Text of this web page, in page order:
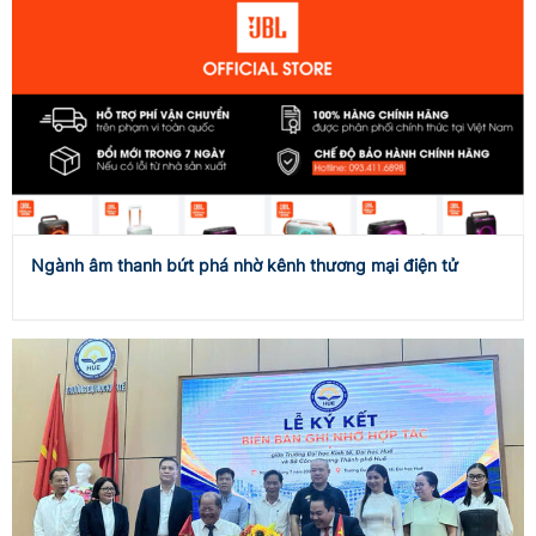
Ngành âm thanh bứt phá nhờ kênh thương mại điện tử